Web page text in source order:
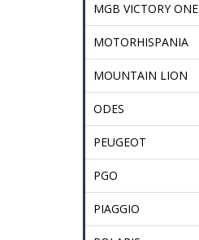
MGB VICTORY ONE
MOTORHISPANIA
MOUNTAIN LION
ODES
PEUGEOT
PGO
PIAGGIO